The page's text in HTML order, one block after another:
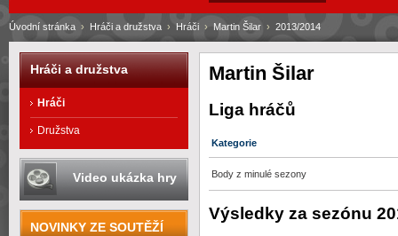
Martin Šilar
Liga hráčů
Kategorie
Body z minulé sezony
Výsledky za sezónu
Úvodní stránka › Hráči a družstva › Hráči › Martin Šilar › 2013/2014
Hráči a družstva
Hráči
Družstva
Video ukázka hry
NOVINKY ZE SOUTĚŽÍ